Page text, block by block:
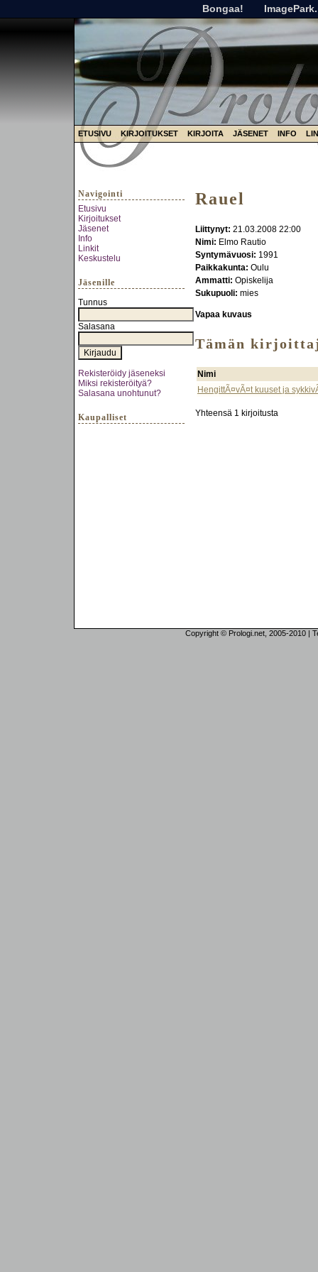
Bongaa!
ETUSIVU KIRJOITUKSET KIRJOITA JÄSENET INFO
Navigointi
Etusivu
Kirjoitukset
Jäsenet
Info
Linkit
Keskustelu
Jäsenille
Tunnus
Salasana
Rekisteröidy jäseneksi
Miksi rekisteröityä?
Salasana unohtunut?
Kaupalliset
Rauel
Liittynyt: 21.03.2008 22:00
Nimi: Elmo Rautio
Syntymävuosi: 1991
Paikkakunta: Oulu
Ammatti: Opiskelija
Sukupuoli: mies
Vapaa kuvaus
Tämän
Nimi
HengittÃ¤vÃ¤t kuuset ja
Yhteensä 1 kirjoitusta
Copyright © Prologi.net, 2005-2010 |